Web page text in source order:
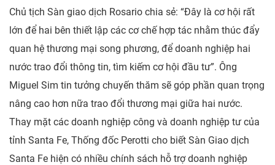
Chủ tịch Sàn giao dịch Rosario chia sẻ: “Đây là cơ hội rất
lớn để hai bên thiết lập các cơ chế hợp tác nhằm thúc đẩy
quan hệ thương mại song phương, để doanh nghiệp hai
nước trao đổi thông tin, tìm kiếm cơ hội đầu tư”. Ông
Miguel Sim tin tưởng chuyến thăm sẽ góp phần quan trọng
nâng cao hơn nữa trao đổi thương mại giữa hai nước.
Thay mặt các doanh nghiệp công và doanh nghiệp tư của
tỉnh Santa Fe, Thống đốc Perotti cho biết Sàn Giao dịch
Santa Fe hiện có nhiều chính sách hỗ trợ doanh nghiệp